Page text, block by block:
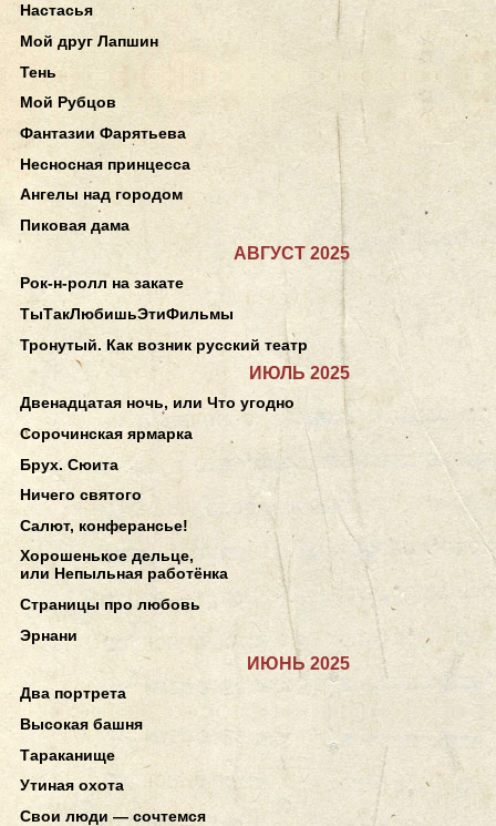
Настасья
Мой друг Лапшин
Тень
Мой Рубцов
Фантазии Фарятьева
Несносная принцесса
Ангелы над городом
Пиковая дама
АВГУСТ 2025
Рок-н-ролл на закате
ТыТакЛюбишьЭтиФильмы
Тронутый. Как возник русский театр
ИЮЛЬ 2025
Двенадцатая ночь, или Что угодно
Сорочинская ярмарка
Брух. Сюита
Ничего святого
Салют, конферансье!
Хорошенькое дельце,
или Непыльная работёнка
Страницы про любовь
Эрнани
ИЮНЬ 2025
Два портрета
Высокая башня
Тараканище
Утиная охота
Свои люди — сочтемся